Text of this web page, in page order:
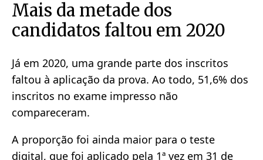
Mais da metade dos
candidatos faltou em 2020
Já em 2020, uma grande parte dos inscritos
faltou à aplicação da prova. Ao todo, 51,6% dos
inscritos no exame impresso não
compareceram.
A proporção foi ainda maior para o teste
digital, que foi aplicado pela 1ª vez em 31 de